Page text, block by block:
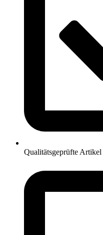
Qualitätsgeprüfte Artikel